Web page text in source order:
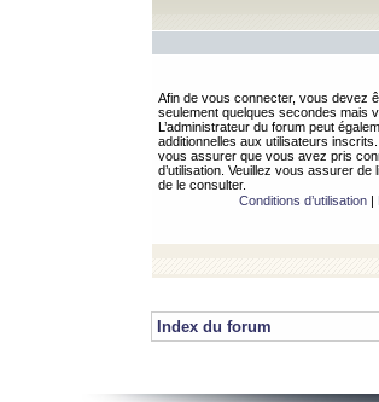
Afin de vous connecter, vous devez
seulement quelques secondes mais
L’administrateur du forum peut
additionnelles aux utilisateurs
vous assurer que vous avez pris
d’utilisation. Veuillez vous assurer
de le consulter.
Conditions d’utilisation|
Index du forum